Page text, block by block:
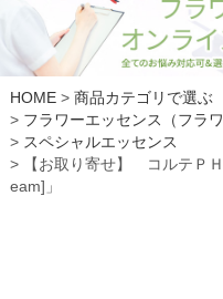
HOME
商品カテゴリで選ぶ
フラワーエッセンス（フラ
スペシャルエッセンス
【お取り寄せ】 コルテＰ
eam]」